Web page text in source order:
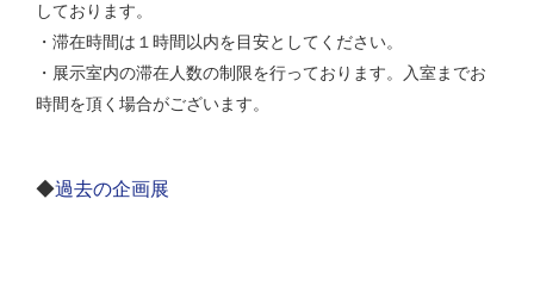
しております。
・滞在時間は１時間以内を目安としてください。
・展示室内の滞在人数の制限を行っております。入室までお
時間を頂く場合がございます。
◆過去の企画展